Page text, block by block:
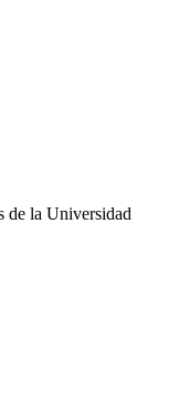
de la Universidad